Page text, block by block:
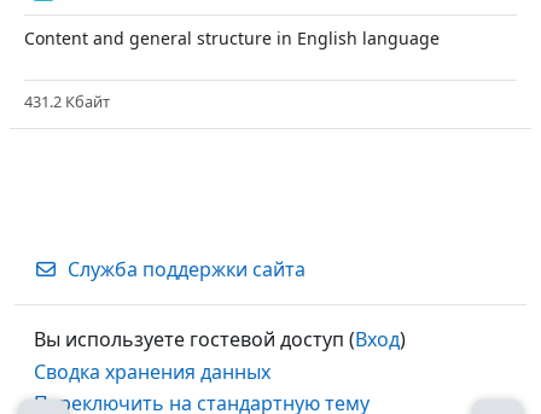
Content and general structure in English language
431.2 Кбайт
Служба поддержки сайта
Вы используете гостевой доступ (Вход)
Сводка хранения данных
Переключить на стандартную тему